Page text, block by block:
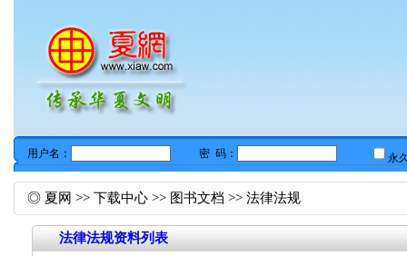
◎ 夏网 >> 下载中心 >> 图书文档 >> 法律法规
法律法规资料列表